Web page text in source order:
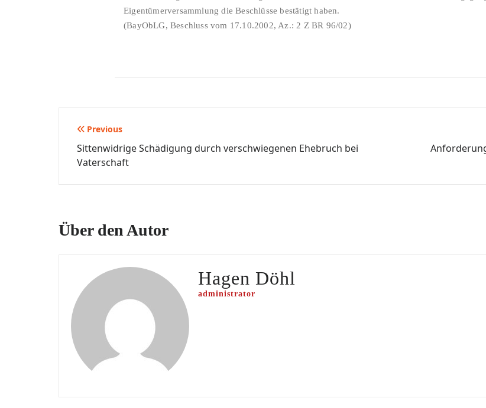
Eigentümerversammlung die Beschlüsse bestätigt haben.
(BayObLG, Beschluss vom 17.10.2002, Az.: 2 Z BR 96/02)
Beitragsnavigation
Previous
Sittenwidrige Schädigung durch verschwiegenen Ehebruch bei
Vaterschaft
Über den Autor
Hagen Döhl
administrator